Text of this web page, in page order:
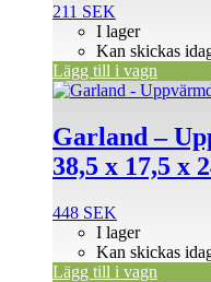
211 SEK
I lager
Kan skickas
Lägg till i vagn
Garland –
38,5 x 17,5 x
448 SEK
I lager
Kan skickas
Lägg till i vagn